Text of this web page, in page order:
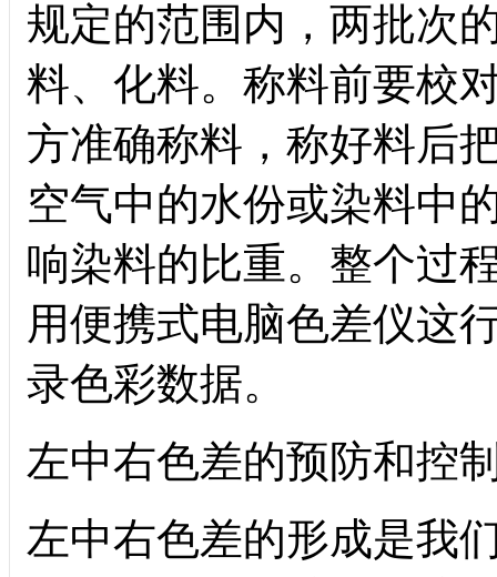
规定的范围内，两批次
料、化料。称料前要校
方准确称料，称好料后
空气中的水份或染料中
响染料的比重。整个过
用便携式电脑色差仪这
录色彩数据。
左中右色差的预防和控
左中右色差的形成是我